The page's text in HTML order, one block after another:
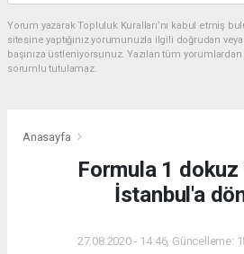
Yorum yazarak Topluluk Kuralları’nı kabul etmiş
sitesine yaptığınız yorumunuzla ilgili doğrudan
başınıza üstleniyorsunuz. Yazılan tüm
sorumlu tutulamaz.
Anasayfa
Formula 1 dokuz
İstanbul'a
27.08.2020 - 14:46, Güncelleme: